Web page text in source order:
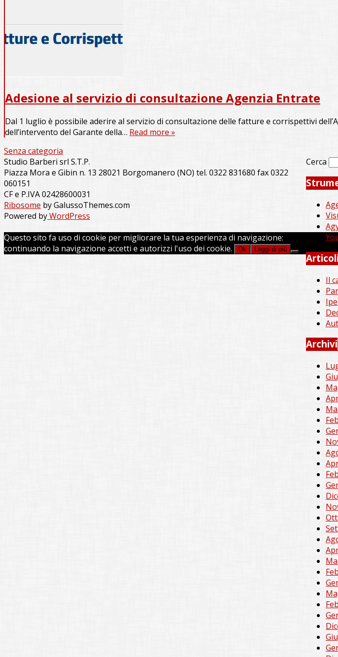
Adesione al servizio di consultazione Agenzia Entrate
Dal 1 luglio è possibile aderire al servizio di consultazione delle fatture e corrispettivi
dell’intervento del Garante della… Read more »
Senza categoria
Cerca
Il
Archivi
Studio Barberi srl S.T.P.
Piazza Mora e Gibin n. 13 28021 Borgomanero (NO) tel. 0322 831680 fax 0322
060151
CF e P.IVA 02428600031
Ribosome by GalussoThemes.com
Powered byWordPress
Questo sito fa uso di cookie per migliorare la tua esperienza di navigazione:
continuando la navigazione accetti e autorizzi l'uso dei cookie.
Ok Leggi di più